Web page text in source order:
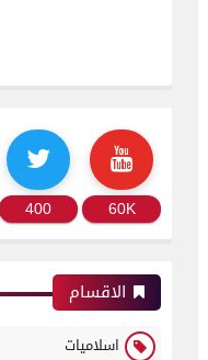
60K
400
الاقسام
اسلاميات